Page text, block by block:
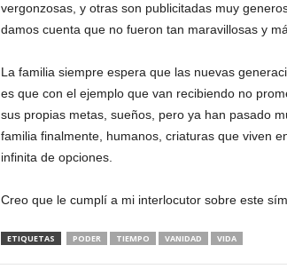
vergonzosas, y otras son publicitadas muy
damos cuenta que no fueron tan maravillosas y
La familia siempre espera que las nuevas
es que con el ejemplo que van recibiendo no
sus propias metas, sueños, pero ya han pasado
familia finalmente, humanos, criaturas que viven
infinita de opciones.
Creo que le cumplí a mi interlocutor sobre este
ETIQUETAS PODER TIEMPO VANIDAD VIDA